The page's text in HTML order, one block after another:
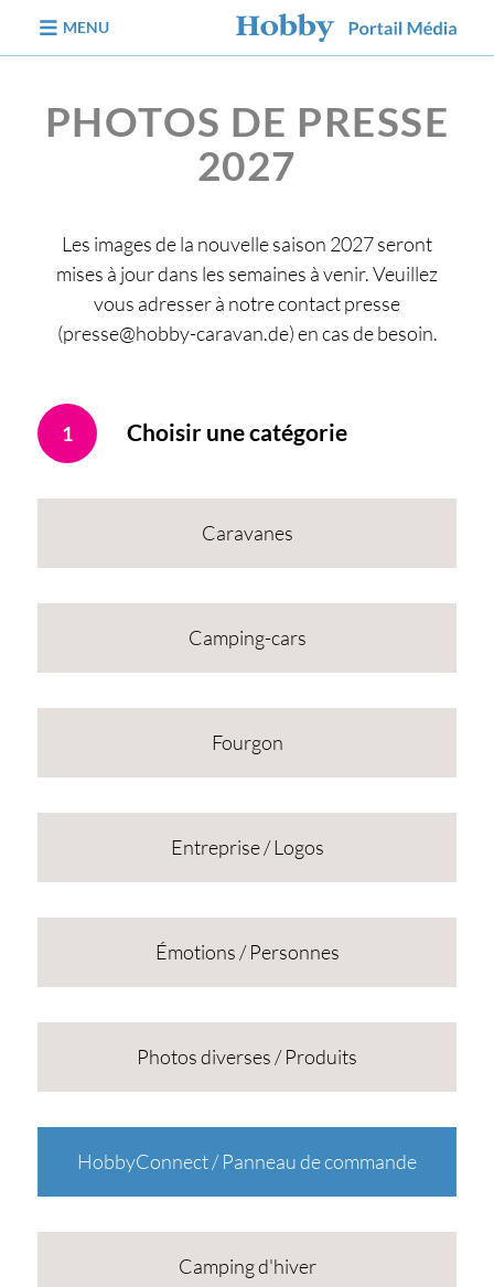
MENU
PHOTOS DE PRESSE
2027
Les images de la nouvelle saison 2027 seront
mises à jour dans les semaines à venir. Veuillez
vous adresser à notre contact presse
(presse@hobby-caravan.de) en cas de besoin.
1 Choisir une catégorie
Caravanes
Camping-cars
Fourgon
Entreprise / Logos
Émotions / Personnes
Photos diverses / Produits
HobbyConnect / Panneau de commande
Camping d'hiver